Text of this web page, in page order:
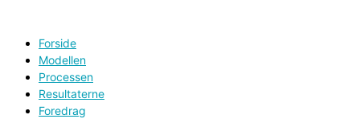
indholdetForside
Modellen
Processen
Resultaterne
Foredrag